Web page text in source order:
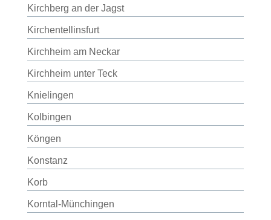
Kirchberg an der Jagst
Kirchentellinsfurt
Kirchheim am Neckar
Kirchheim unter Teck
Knielingen
Kolbingen
Köngen
Konstanz
Korb
Korntal-Münchingen